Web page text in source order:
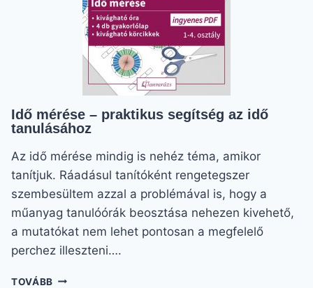
Idő mérése – praktikus segítség az idő
tanulásához
Az idő mérése mindig is nehéz téma, amikor
tanítjuk. Ráadásul tanítóként rengetegszer
szembesültem azzal a problémával is, hogy a
műanyag tanulóórák beosztása nehezen kivehető,
a mutatókat nem lehet pontosan a megfelelő
perchez illeszteni….
TOVÁBB IDŐ